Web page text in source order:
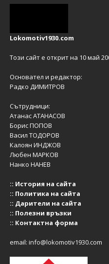
Lokomotiv1930.com
Този сайт е открит на 10 май
Основател и редактор:
Радко ДИМИТРОВ
Сътрудници:
Атанас АТАНАСОВ
Борис ПОПОВ
Васил ТОДОРОВ
Калоян ИНДЖОВ
Любен МАРКОВ
Нанко НАНЕВ
:: История на сайта
:: Политика на сайта
:: Дарители на сайта
:: Полезни връзки
:: Контактна форма
email: info@lokomotiv1930.com